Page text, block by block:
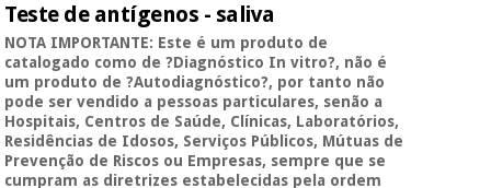
Os
nossos
produtos
Kinefis
Novidades
Odontología
Material
médico
sanitário
Medicina
Os
nossos
produtos
Kinefis
cuidado
corporal
Odontología
Material
Teste de antígenos - saliva
NOTA IMPORTANTE: Este é um produto de
catalogado como de ?Diagnóstico In vitro?, não é
um produto de ?Autodiagnóstico?, por tanto não
pode ser vendido a pessoas particulares, senão a
Hospitais, Centros de Saúde, Clínicas, Laboratórios,
Residências de Idosos, Serviços Públicos, Mútuas de
Prevenção de Riscos ou Empresas, sempre que se
cumpram as diretrizes estabelecidas pela ordem